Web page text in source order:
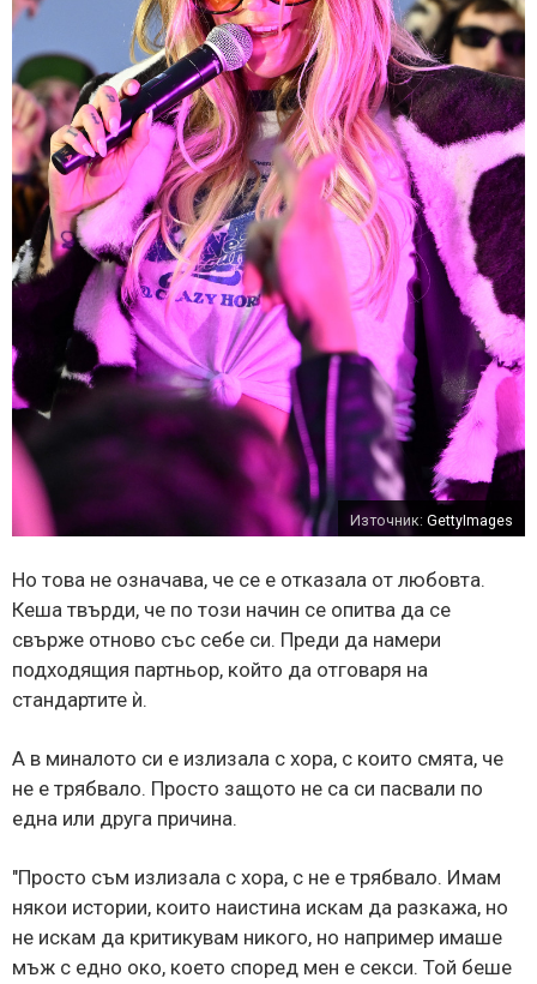
Източник: GettyImages
Но това не означава, че се е отказала от любовта.
Кеша твърди, че по този начин се опитва да се
свърже отново със себе си. Преди да намери
подходящия партньор, който да отговаря на
стандартите ѝ.
А в миналото си е излизала с хора, с които смята, че
не е трябвало. Просто защото не са си пасвали по
една или друга причина.
"Просто съм излизала с хора, с не е трябвало. Имам
някои истории, които наистина искам да разкажа, но
не искам да критикувам никого, но например имаше
мъж с едно око, което според мен е секси. Той беше